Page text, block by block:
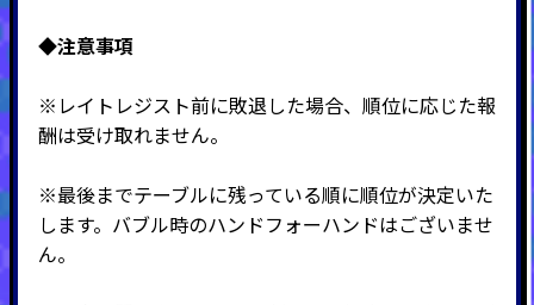
◆注意事項
※レイトレジスト前に敗退した場合、順位に応じた報
酬は受け取れません。
※最後までテーブルに残っている順に順位が決定いた
します。バブル時のハンドフォーハンドはございませ
ん。